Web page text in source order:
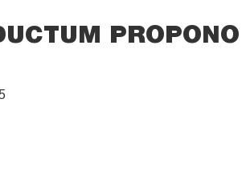
PROPONO